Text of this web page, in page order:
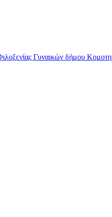
Γυναικών δήμου